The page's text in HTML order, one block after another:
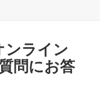
ンライン
問にお答